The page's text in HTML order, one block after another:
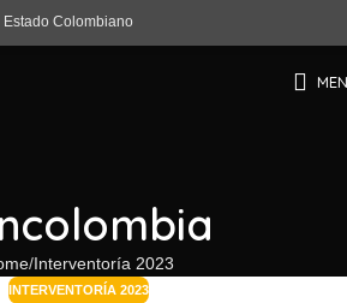
Interventoría 2023
INTERVENTORÍA 2023